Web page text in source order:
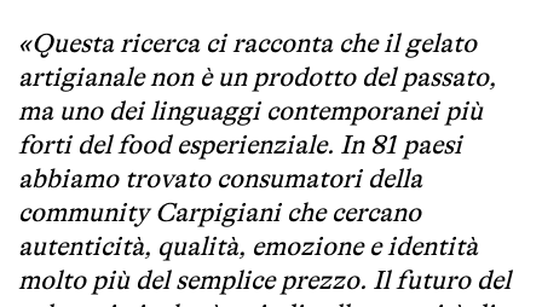
«Questa ricerca ci racconta che il gelato
artigianale non è un prodotto del passato,
ma uno dei linguaggi contemporanei più
forti del food esperienziale. In 81 paesi
abbiamo trovato consumatori della
community Carpigiani che cercano
autenticità, qualità, emozione e identità
molto più del semplice prezzo. Il futuro del